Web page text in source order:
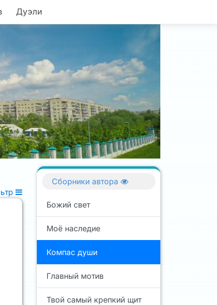
Дуэли
Сборники автора
Божий свет
Моё наследие
Компас души
Главный мотив
Твой самый крепкий щит